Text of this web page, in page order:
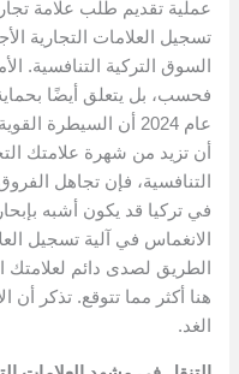
عملية تقديم طلب علامة
تسجيل العلامات التجارية
السوق التركية التنافسية.
فحسب، بل يتعلق أيضًا
عام 2024 أن السيطرة
أن تزيد من شهرة علامتك
التنافسية، فإن تجاهل
في تركيا قد يكون أشبه
الانغماس في آلية تسجيل
الطريق لصدى دائم لعلامتك
هنا أكثر مما تتوقع. تذكر أن
الغد.